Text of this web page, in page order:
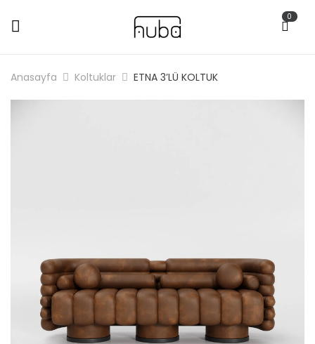
0
Anasayfa Koltuklar ETNA 3’LÜ KOLTUK